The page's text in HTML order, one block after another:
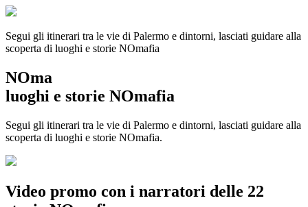
Segui gli itinerari tra le vie di Palermo e dintorni, lasciati guidare alla
scoperta di luoghi e storie NOmafia
NOma
luoghi e storie NOmafia
Segui gli itinerari tra le vie di Palermo e dintorni, lasciati guidare alla
scoperta di luoghi e storie NOmafia.
Video promo con i narratori delle 22